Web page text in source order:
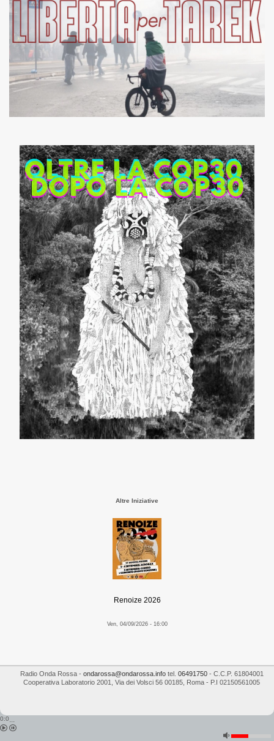
Altre Iniziative
Renoize 2026
Ven, 04/09/2026 - 16:00
Radio Onda Rossa- ondarossa@ondarossa.infotel. 06491750- C.C.P. 61804001
Cooperativa Laboratorio 2001
Via dei Volsci 56 00185 Roma - P.I 02150561005
0:0...